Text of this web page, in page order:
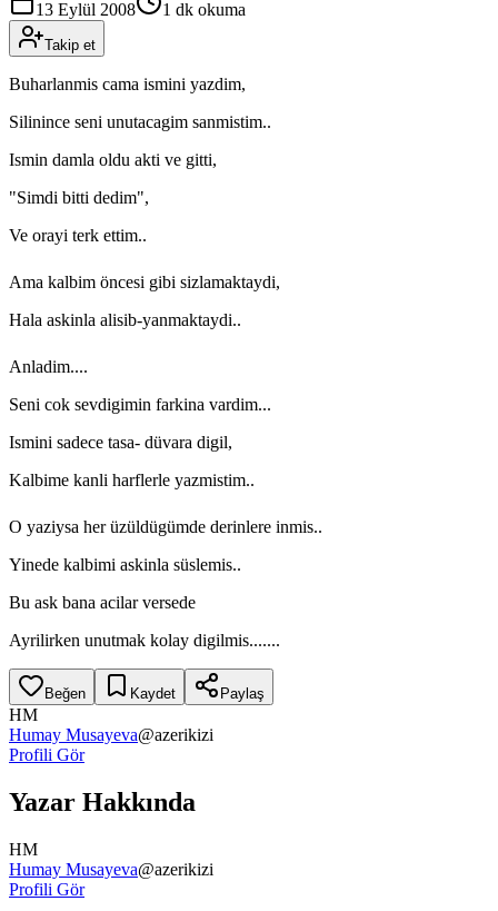
13 Eylül 2008
1 dk okuma
Takip et
Buharlanmis cama ismini yazdim,
Silinince seni unutacagim sanmistim..
Ismin damla oldu akti ve gitti,
"Simdi bitti dedim",
Ve orayi terk ettim..
Ama kalbim öncesi gibi sizlamaktaydi,
Hala askinla alisib-yanmaktaydi..
Anladim....
Seni cok sevdigimin farkina vardim...
Ismini sadece tasa- düvara digil,
Kalbime kanli harflerle yazmistim..
O yaziysa her üzüldügümde derinlere inmis..
Yinede kalbimi askinla süslemis..
Bu ask bana acilar versede
Ayrilirken unutmak kolay digilmis.......
Beğen Kaydet Paylaş
HM
Humay Musayeva@azerikizi
Profili Gör
Yazar Hakkında
HM
Humay Musayeva@azerikizi
Profili Gör